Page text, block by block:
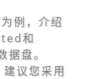
例，介绍
和
盘。
议您采用